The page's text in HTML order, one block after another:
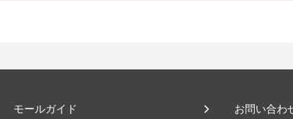
モールガイド お問い合わ